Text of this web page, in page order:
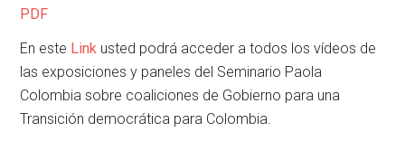
PDF
En este Link usted podrá acceder a todos los vídeos de
las exposiciones y paneles del Seminario Paola
Colombia sobre coaliciones de Gobierno para una
Transición democrática para Colombia.